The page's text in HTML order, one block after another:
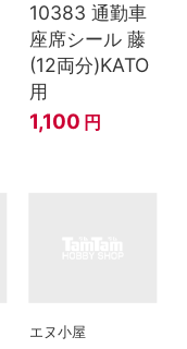
10383 通勤車
座席シール 藤
(12両分)KATO
用
1,100 円
エヌ小屋